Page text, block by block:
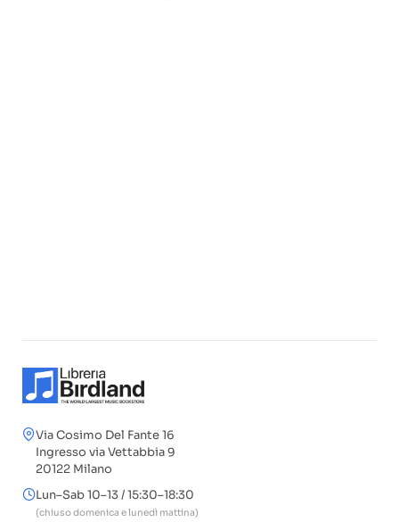
Via Cosimo Del Fante 16
Ingresso via Vettabbia 9
20122 Milano
Lun–Sab 10–13 / 15:30–18:30
(chiuso domenica e lunedì mattina)